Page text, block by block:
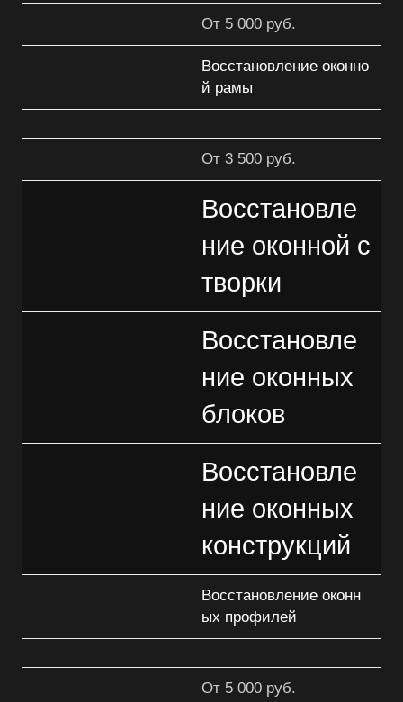
От 5 000 руб.
Восстановление оконно
й рамы
От 3 500 руб.
Восстановле
ние оконной с
творки
Восстановле
ние оконных
блоков
Восстановле
ние оконных
конструкций
Восстановление оконн
ых профилей
От 5 000 руб.